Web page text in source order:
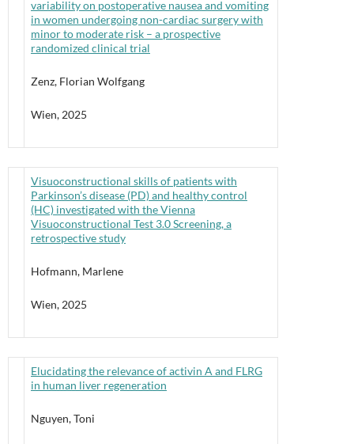
variability on postoperative nausea and vomiting
in women undergoing non-cardiac surgery with
minor to moderate risk – a prospective
randomized clinical trial
Zenz, Florian Wolfgang
Wien, 2025
Visuoconstructional skills of patients with
Parkinson’s disease (PD) and healthy control
(HC) investigated with the Vienna
Visuoconstructional Test 3.0 Screening, a
retrospective study
Hofmann, Marlene
Wien, 2025
Elucidating the relevance of activin A and FLRG
in human liver regeneration
Nguyen, Toni